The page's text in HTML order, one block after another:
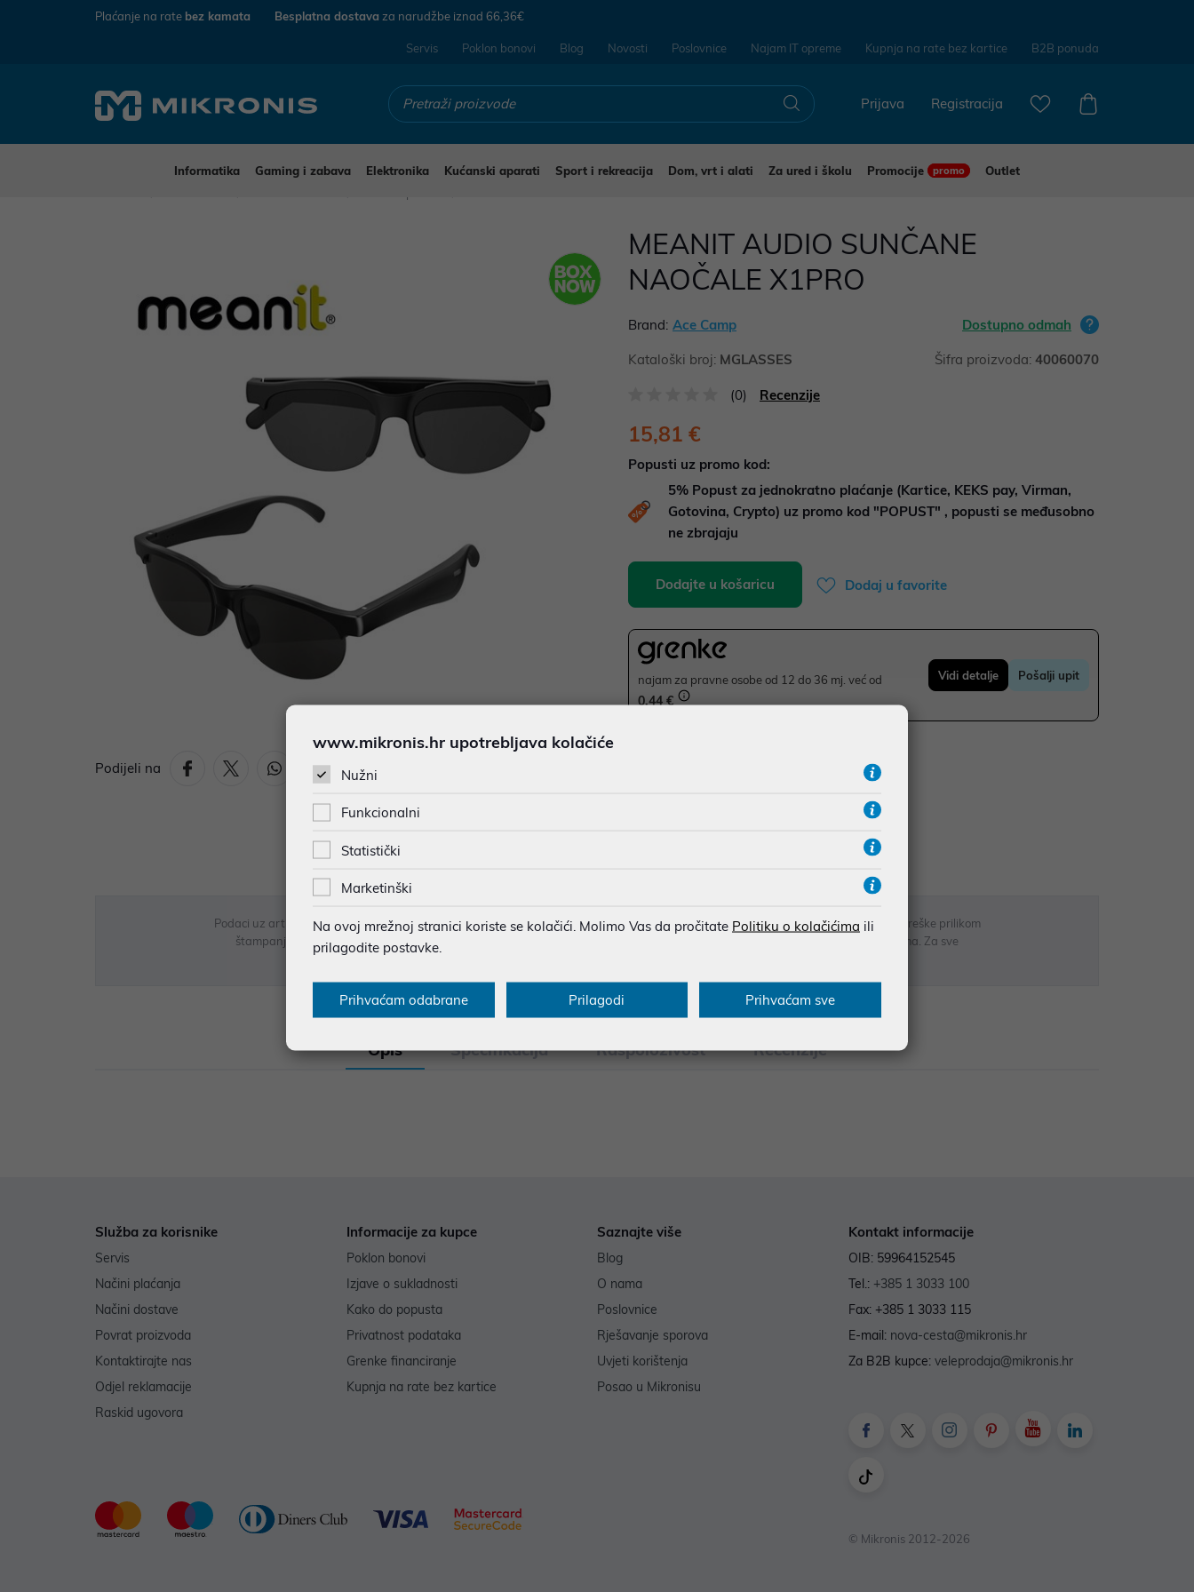
Plaćanje na rate bez kamata Besplatna dostava za narudžbe iznad 66,36€
Servis Poklon bonovi Blog Novosti Poslovnice Najam IT opreme Kupnja na rate bez kartice B2B ponuda
Registracija
Prijava
Informatika Gaming i zabava Elektronika Kućanski aparati Sport i rekreacija Dom, vrt i alati Za ured i školu Promocije promo
Outlet
Podijeli na
MEANIT AUDIO SUNČANE
NAOČALE X1PRO
Brand: Ace Camp Dostupno odmah
Kataloški broj: MGLASSES Šifra proizvoda: 40060070
(0) Recenzije
15,81 €
Popusti uz promo kod:
5% Popust za jednokratno plaćanje (Kartice, KEKS pay, Virman,
Gotovina, Crypto) uz promo kod "POPUST" , popusti se međusobno
ne zbrajaju
Dodajte u košaricu Dodaj u favorite
najam za pravne osobe od 12 do 36 mj. već od
0,44 €
Vidi detalje Pošalji upit
BESPLATNA DOSTAVA ZA NARUDŽBE IZNAD 66,36€
Podaci uz artikle su prezentirani u dobroj namjeri. Mikronis d.o.o. ne odgovara za eventualne pogreške nastale u opisu proizvoda, greške prilikom
štampanja te promjene u dostupnosti i cijene. Slike artikala su ilustrativne prirode te ne moraju u potpunosti odgovarati artiklima. Za sve
Opis Specifikacija Raspoloživost Recenzije
Služba za korisnike
Servis
Načini plaćanja
Načini dostave
Povrat proizvoda
Kontaktirajte nas
Odjel reklamacije
Raskid ugovora
Informacije za kupce
Poklon bonovi
Izjave o sukladnosti
Kako do popusta
Privatnost podataka
Grenke financiranje
Kupnja na rate bez kartice
Saznajte više
Blog
O nama
Poslovnice
Rješavanje sporova
Uvjeti korištenja
Posao u Mikronisu
Kontakt informacije
OIB: 59964152545
Tel.: +385 1 3033 100
Fax: +385 1 3033 115
E-mail: nova-cesta@mikronis.hr
Za B2B kupce: veleprodaja@mikronis.hr
© Mikronis 2012-2026
www.mikronis.hr upotrebljava kolačiće
Nužni
Funkcionalni
Statistički
Marketinški
Na ovoj mrežnoj stranici koriste se kolačići. Molimo Vas da pročitate Politiku o kolačićima ili
prilagodite postavke.
Prihvaćam odabrane Prilagodi Prihvaćam sve